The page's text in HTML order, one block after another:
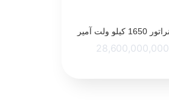
دیزل ژنراتور 1650 کیلو ولت آمپر
28,600,000,000